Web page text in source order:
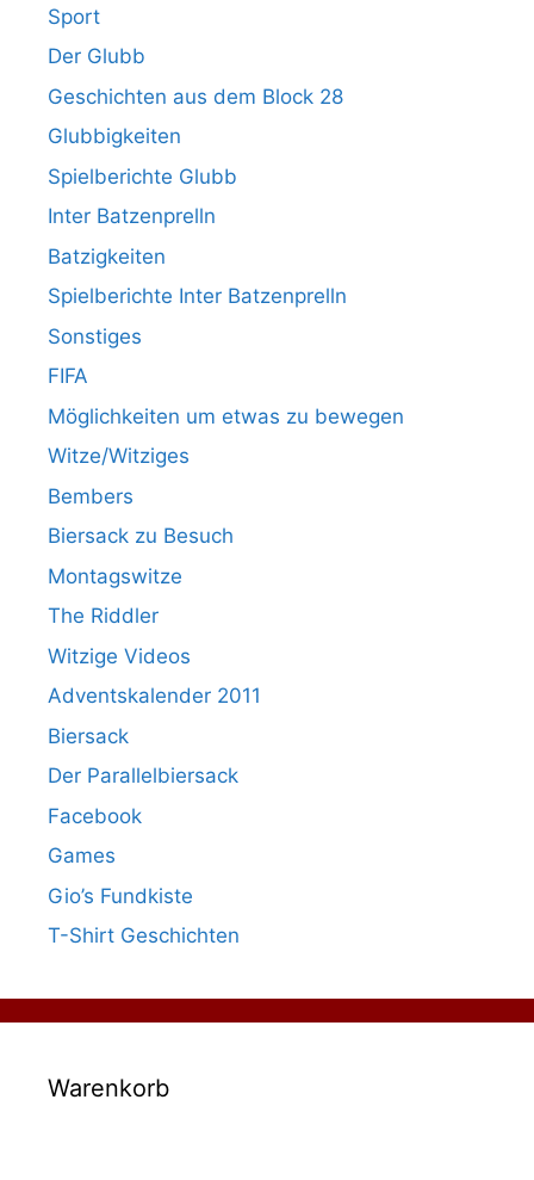
Sport
Der Glubb
Geschichten aus dem Block 28
Glubbigkeiten
Spielberichte Glubb
Inter Batzenprelln
Batzigkeiten
Spielberichte Inter Batzenprelln
Sonstiges
FIFA
Möglichkeiten um etwas zu bewegen
Witze/Witziges
Bembers
Biersack zu Besuch
Montagswitze
The Riddler
Witzige Videos
Adventskalender 2011
Biersack
Der Parallelbiersack
Facebook
Games
Gio’s Fundkiste
T-Shirt Geschichten
Warenkorb